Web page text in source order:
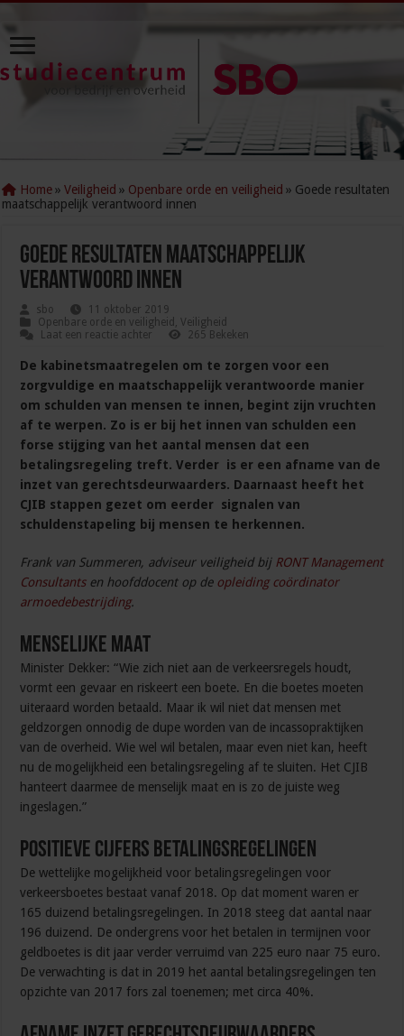
Home » Veiligheid » Openbare orde en veiligheid » Goede resultaten
maatschappelijk verantwoord innen
Goede resultaten maatschappelijk
verantwoord innen
sbo
11 oktober 2019
Openbare orde en veiligheid ,Veiligheid
Laat een reactie achter
265 Bekeken
De kabinetsmaatregelen om te zorgen voor een
zorgvuldige en maatschappelijk verantwoorde manier
om schulden van mensen te innen, begint zijn vruchten
af te werpen. Zo is er bij het innen van schulden een
forse stijging van het aantal mensen dat een
betalingsregeling treft. Verder is er een afname van de
inzet van gerechtsdeurwaarders. Daarnaast heeft het
CJIB stappen gezet om eerder signalen van
schuldenstapeling bij mensen te herkennen.
Frank van Summeren, adviseur veiligheid bij RONT Management
Consultantsen hoofddocent op de opleiding coördinator
armoedebestrijding.
Menselijke maat
Minister Dekker: “Wie zich niet aan de verkeersregels houdt,
vormt een gevaar en riskeert een boete. En die boetes moeten
uiteraard worden betaald. Maar ik wil niet dat mensen met
geldzorgen onnodig de dupe worden van de incassopraktijken
van de overheid. Wie wel wil betalen, maar even niet kan, heeft
nu de mogelijkheid een betalingsregeling af te sluiten. Het CJIB
hanteert daarmee de menselijk maat en is zo de juiste weg
ingeslagen.”
Positieve cijfers betalingsregelingen
De wettelijke mogelijkheid voor betalingsregelingen voor
verkeersboetes bestaat vanaf 2018. Op dat moment waren er
165 duizend betalingsregelingen. In 2018 steeg dat aantal naar
196 duizend. De ondergrens voor het betalen in termijnen voor
geldboetes is dit jaar verder verruimd van 225 euro naar 75 euro.
De verwachting is dat in 2019 het aantal betalingsregelingen ten
opzichte van 2017 fors zal toenemen; met circa 40%.